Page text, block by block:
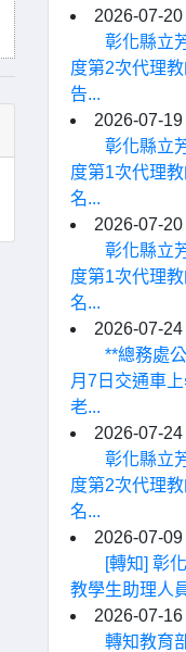
2026-07-20
彰化縣立
度第2次代理
告...
2026-07-19
彰化縣立
度第1次代理
名...
2026-07-20
彰化縣立
度第1次代理
名...
2026-07-24
**總務處
月7日交通車
老...
2026-07-24
彰化縣立
度第2次代理
名...
2026-07-09
[轉知] 彰
教學生助理人
2026-07-16
轉知教育